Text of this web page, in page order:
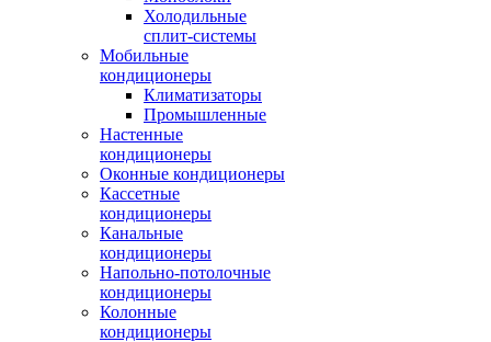
Холодильные
сплит-системы
Мобильные
кондиционеры
Климатизаторы
Промышленные
Настенные
кондиционеры
Оконные кондиционеры
Кассетные
кондиционеры
Канальные
кондиционеры
Напольно-потолочные
кондиционеры
Колонные
кондиционеры